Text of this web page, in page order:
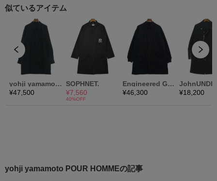
yohji yamamoto POUR HOMMEの記事